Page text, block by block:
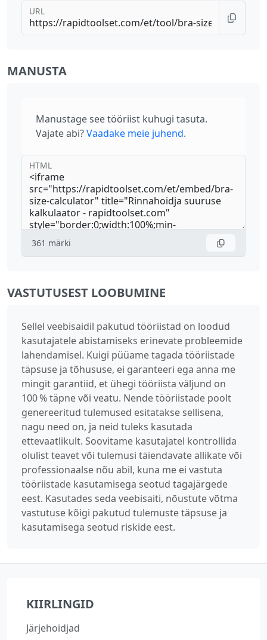
URL
MANUSTA
Manustage see tööriist kuhugi tasuta.
Vajate abi?Vaadake meie juhend.
HTML
361 märki
VASTUTUSEST LOOBUMINE
Sellel veebisaidil pakutud tööriistad on loodud
kasutajatele abistamiseks erinevate probleemide
lahendamisel. Kuigi püüame tagada tööriistade
täpsuse ja tõhususe, ei garanteeri ega anna me
mingit garantiid, et ühegi tööriista väljund on
100 % täpne või veatu. Nende tööriistade poolt
genereeritud tulemused esitatakse sellisena,
nagu need on, ja neid tuleks kasutada
ettevaatlikult. Soovitame kasutajatel kontrollida
olulist teavet või tulemusi täiendavate allikate või
professionaalse nõu abil, kuna me ei vastuta
tööriistade kasutamisega seotud tagajärgede
eest. Kasutades seda veebisaiti, nõustute võtma
vastutuse kõigi pakutud tulemuste täpsuse ja
kasutamisega seotud riskide eest.
KIIRLINGID
Järjehoidjad